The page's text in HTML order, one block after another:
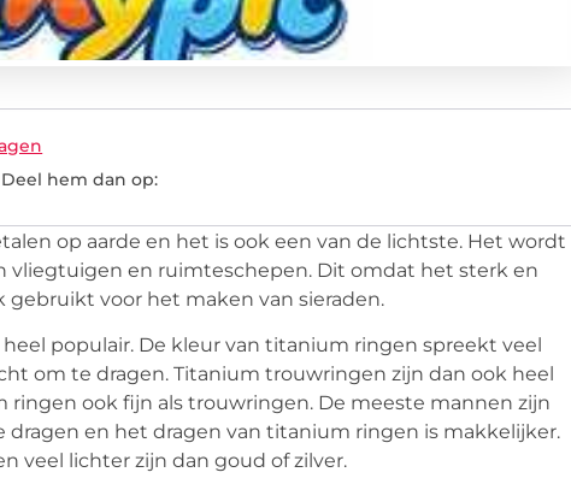
hem dan op:
op aarde en het is ook een van de lichtste. Het wordt
vliegtuigen en ruimteschepen. Dit omdat het sterk en
gebruikt voor het maken van sieraden.
populair. De kleur van titanium ringen spreekt veel
om te dragen. Titanium trouwringen zijn dan ook heel
ringen ook fijn als trouwringen. De meeste mannen zijn
en het dragen van titanium ringen is makkelijker.
veel lichter zijn dan goud of zilver.